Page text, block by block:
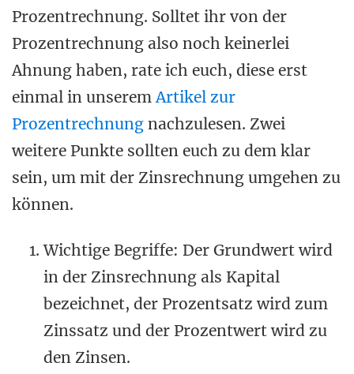
Prozentrechnung. Solltet ihr von der
Prozentrechnung also noch keinerlei
Ahnung haben, rate ich euch, diese erst
einmal in unseremArtikel zur
Prozentrechnung nachzulesen. Zwei
weitere Punkte sollten euch zu dem klar
sein, um mit der Zinsrechnung umgehen zu
können.
Wichtige Begriffe: Der Grundwert wird
in der Zinsrechnung als Kapital
bezeichnet, der Prozentsatz wird zum
Zinssatz und der Prozentwert wird zu
den Zinsen.